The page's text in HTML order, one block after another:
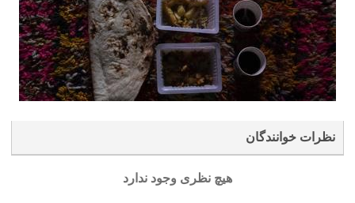
نظرات خوانندگان
هیچ نظری وجود ندارد